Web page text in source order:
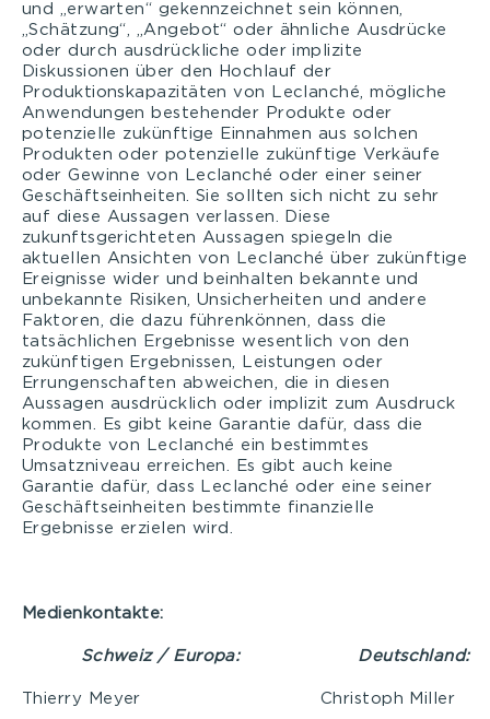
und „erwarten“ gekennzeichnet sein können,
„Schätzung“, „Angebot“ oder ähnliche Ausdrücke
oder durch ausdrückliche oder implizite
Diskussionen über den Hochlauf der
Produktionskapazitäten von Leclanché, mögliche
Anwendungen bestehender Produkte oder
potenzielle zukünftige Einnahmen aus solchen
Produkten oder potenzielle zukünftige Verkäufe
oder Gewinne von Leclanché oder einer seiner
Geschäftseinheiten. Sie sollten sich nicht zu sehr
auf diese Aussagen verlassen. Diese
zukunftsgerichteten Aussagen spiegeln die
aktuellen Ansichten von Leclanché über zukünftige
Ereignisse wider und beinhalten bekannte und
unbekannte Risiken, Unsicherheiten und andere
Faktoren, die dazu führenkönnen, dass die
tatsächlichen Ergebnisse wesentlich von den
zukünftigen Ergebnissen, Leistungen oder
Errungenschaften abweichen, die in diesen
Aussagen ausdrücklich oder implizit zum Ausdruck
kommen. Es gibt keine Garantie dafür, dass die
Produkte von Leclanché ein bestimmtes
Umsatzniveau erreichen. Es gibt auch keine
Garantie dafür, dass Leclanché oder eine seiner
Geschäftseinheiten bestimmte finanzielle
Ergebnisse erzielen wird.
Medienkontakte:
Schweiz / Europa:
Thierry Meyer
Deutschland:
Christoph Miller